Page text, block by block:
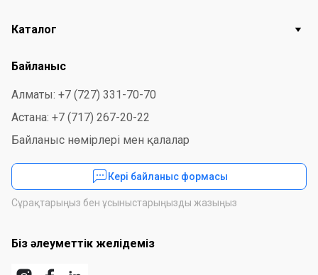
Каталог
Байланыс
Алматы: +7 (727) 331-70-70
Астана: +7 (717) 267-20-22
Байланыс нөмірлері мен қалалар
Кері байланыс формасы
Сұрақтарыңыз бен ұсыныстарыңызды жазыңыз
Біз әлеуметтік желідеміз